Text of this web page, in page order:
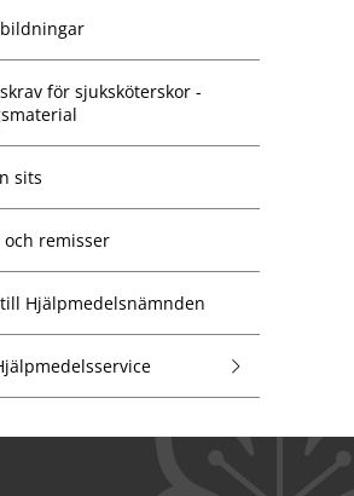
för sjuksköterskor -
sits
remisser
Hjälpmedelsnämnden